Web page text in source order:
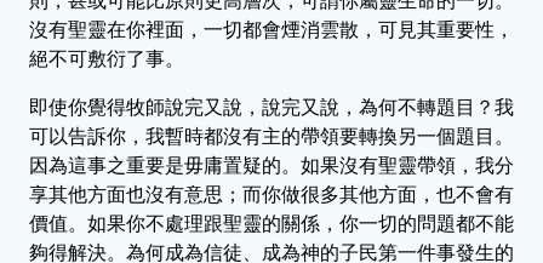
沒有聖靈在你裡面，一切都會煙消雲散，可見其重要性，
絕不可敷衍了事。
即使你覺得牧師說完又說，說完又說，為何不轉題目？我
可以告訴你，我暫時都沒有主的帶領要轉換另一個題目。
因為這事之重要是毋庸置疑的。如果沒有聖靈帶領，我分
享其他方面也沒有意思；而你做很多其他方面，也不會有
價值。如果你不處理跟聖靈的關係，你一切的問題都不能
夠得解決。為何成為信徒、成為神的子民第一件事發生的